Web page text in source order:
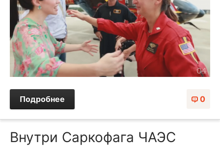
0
Подробнее
Внутри Саркофага ЧАЭС